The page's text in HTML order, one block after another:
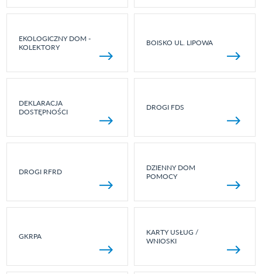
EKOLOGICZNY DOM -
KOLEKTORY
BOISKO UL. LIPOWA
DEKLARACJA
DOSTĘPNOŚCI
DROGI FDS
DROGI RFRD
DZIENNY DOM
POMOCY
GKRPA
KARTY USŁUG /
WNIOSKI